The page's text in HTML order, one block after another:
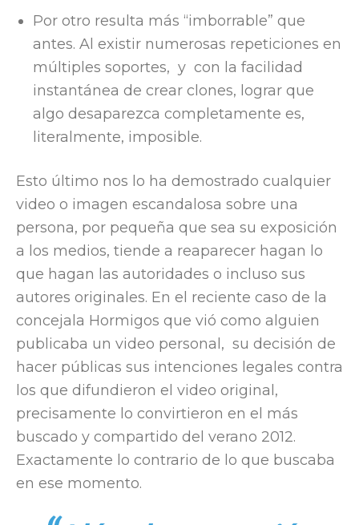
Por otro resulta más “imborrable” que
antes. Al existir numerosas repeticiones en
múltiples soportes, y con la facilidad
instantánea de crear clones, lograr que
algo desaparezca completamente es,
literalmente, imposible.
Esto último nos lo ha demostrado cualquier
video o imagen escandalosa sobre una
persona, por pequeña que sea su exposición
a los medios, tiende a reaparecer hagan lo
que hagan las autoridades o incluso sus
autores originales. En el reciente caso de la
concejala Hormigos que vió como alguien
publicaba un video personal, su decisión de
hacer públicas sus intenciones legales contra
los que difundieron el video original,
precisamente lo convirtieron en el más
buscado y compartido del verano 2012.
Exactamente lo contrario de lo que buscaba
en ese momento.